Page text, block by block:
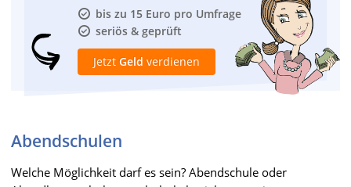
bis zu 15 Euro pro Umfrage
seriös & geprüft
Jetzt Geld verdienen
Abendschulen
Welche Möglichkeit darf es sein? Abendschule oder